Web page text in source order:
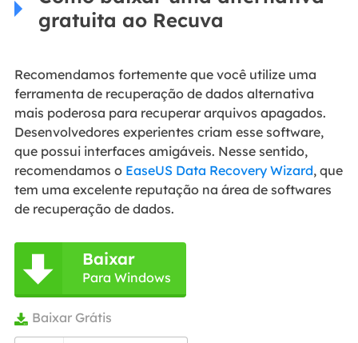
gratuita ao Recuva
Recomendamos fortemente que você utilize uma
ferramenta de recuperação de dados alternativa
mais poderosa para recuperar arquivos apagados.
Desenvolvedores experientes criam esse software,
que possui interfaces amigáveis. Nesse sentido,
recomendamos o EaseUS Data Recovery Wizard, que
tem uma excelente reputação na área de softwares
de recuperação de dados.
 Baixar
Para Windows
 Baixar Grátis